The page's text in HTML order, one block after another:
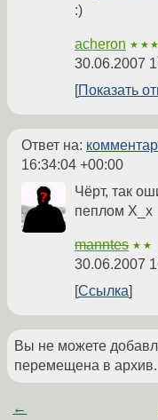
:)
acheron
30.06.2007
Показать
Ответ на:
16:34:04 +00:00
Чёрт, так
пеплом Х_х
manntes ★★
30.06.2007
Ссылка
Вы не можете
перемещена в архив.
←